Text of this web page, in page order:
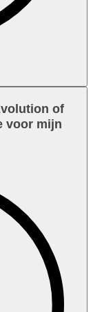
of
voor mijn